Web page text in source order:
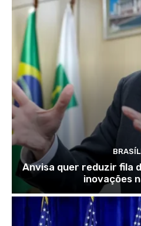
Anvisa quer reduzir fila
inovações